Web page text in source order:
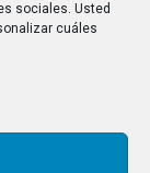
sociales. Usted
cuáles